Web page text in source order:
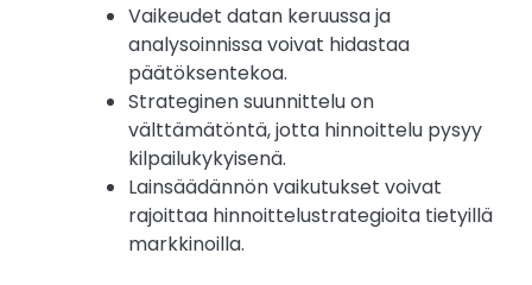
Vaikeudet datan keruussa ja
analysoinnissa voivat hidastaa
päätöksentekoa.
Strateginen suunnittelu on
välttämätöntä, jotta hinnoittelu pysyy
kilpailukykyisenä.
Lainsäädännön vaikutukset voivat
rajoittaa hinnoittelustrategioita tietyillä
markkinoilla.